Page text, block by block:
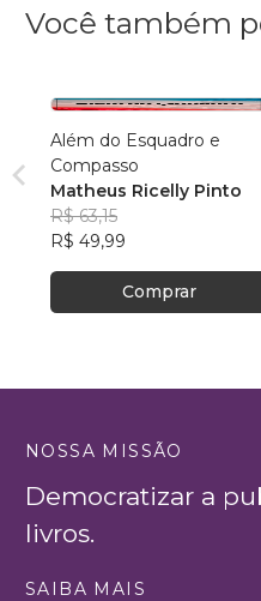
Você também
Além do Esquadro e
Compasso
Matheus Ricelly Pinto
R$ 63,15
R$ 49,99
Comprar
NOSSA MISSÃO
Democratizar a
livros.
SAIBA MAIS